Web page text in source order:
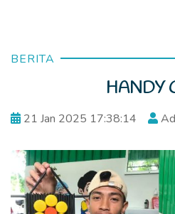
BERITA
HANDY
21 Jan 2025 17:38:14